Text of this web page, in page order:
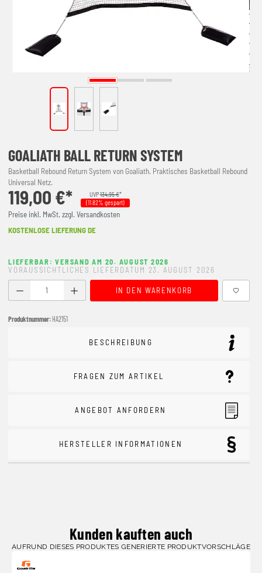
GOALIATH BALL RETURN SYSTEM
Basketball Rebound Return System von Goaliath. Praktisches Basketball Rebound
Universal Netz.
119,00 €* UVP134,95 €*
(11.82% gespart)
Preise inkl. MwSt. zzgl. Versandkosten
KOSTENLOSE LIEFERUNG DE
LIEFERBAR: VERSAND AM 20. AUGUST 2026
VORAUSSICHTLICHES LIEFERDATUM 23. AUGUST 2026
Produkt Anzahl: Gib den gewünschten Wert ein oder
IN DEN WARENKORB
Produktnummer: HA2151
BESCHREIBUNG
FRAGEN ZUM ARTIKEL
ANGEBOT ANFORDERN
HERSTELLER INFORMATIONEN
Kunden kauften auch
AUFRUND DIESES PRODUKTES GENERIERTE PRODUKTVORSCHLÄGE